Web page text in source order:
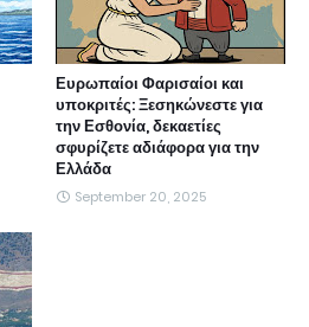
Ευρωπαίοι Φαρισαίοι και
υποκριτές: Ξεσηκώνεστε για
την Εσθονία, δεκαετίες
σφυρίζετε αδιάφορα για την
Ελλάδα
September 20, 2025